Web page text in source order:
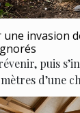
invasion
puis
d’une